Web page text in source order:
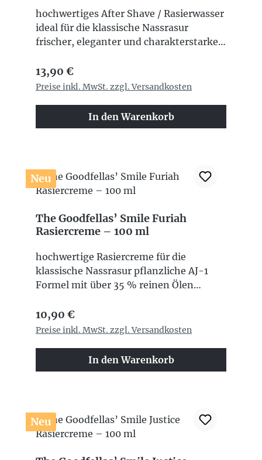
hochwertiges After Shave / Rasierwasser
ideal für die klassische Nassrasur
frischer, eleganter und charakterstarker
warmen Holznoten sorgt für ein
angenehmes Frischegefühl nach der
Duftkomposition perfekte Ergänzung zu
hochwertigen Rasurprodukten 100 ml
Regulärer Preis:
13,90 €
Preise inkl. MwSt. zzgl. Versandkosten
In den Warenkorb
Neu
The Goodfellas’ Smile Furiah
Rasiercreme – 100 ml
hochwertige Rasiercreme für die
klassische Nassrasur pflanzliche AJ-1
Formel mit über 35 % reinen Ölen
Jojobaöl, Süßmandelöl und Kokosöl
unterstützt Hautkomfort, Elastizität und
ergiebiger Schaum ohne zugesetztes
Glycerin markanter Duft „Leather on
Regulärer Preis:
10,90 €
Preise inkl. MwSt. zzgl. Versandkosten
In den Warenkorb
Neu